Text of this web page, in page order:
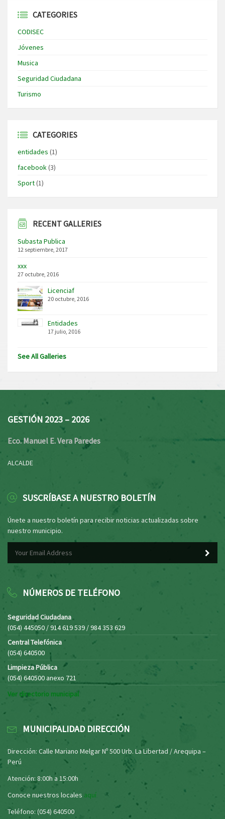
CATEGORIES
CODISEC
Jóvenes
Musica
Seguridad Ciudadana
Turismo
CATEGORIES
entidades (1)
facebook(3)
Sport(1)
RECENT GALLERIES
Subasta Publica
12 septiembre, 2017
xxx
27 octubre, 2016
Licenciaf
20 octubre, 2016
Entidades
17 julio, 2016
See All Galleries
GESTIÓN 2023 – 2026
Eco. Manuel E. Vera Paredes
ALCALDE
SUSCRÍBASE A NUESTRO BOLETÍN
Únete a nuestro boletín para recibir noticias actualizadas sobre
nuestro municipio.
NÚMEROS DE TELÉFONO
Seguridad Ciudadana
(054) 445050 / 914 619 539 / 984 353 629
Central Telefónica
(054) 640500
Limpieza Pública
(054) 640500 anexo 721
Ver directorio municipal
MUNICIPALIDAD DIRECCIÓN
Dirección: Calle Mariano Melgar Nº 500 Urb. La Libertad / Arequipa –
Perú
Atención: 8:00h a 15:00h
Conoce nuestros locales aquí
Teléfono: (054) 640500